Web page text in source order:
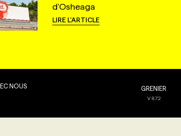
d'Osheaga
LIRE L'ARTICLE
NOUS GRENIER
V8.7.2